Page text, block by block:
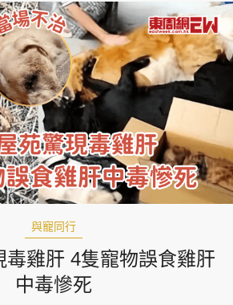
與寵同行
毒雞肝 4隻寵物誤食雞肝
中毒慘死